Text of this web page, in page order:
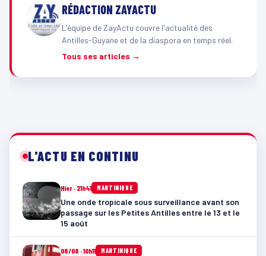
RÉDACTION ZAYACTU
L'équipe de ZayActu couvre l'actualité des
Antilles-Guyane et de la diaspora en temps réel.
Tous ses articles →
L'ACTU EN CONTINU
Hier · 21h41 MARTINIQUE
Une onde tropicale sous surveillance avant son
passage sur les Petites Antilles entre le 13 et le
15 août
08/08 · 10h11 MARTINIQUE